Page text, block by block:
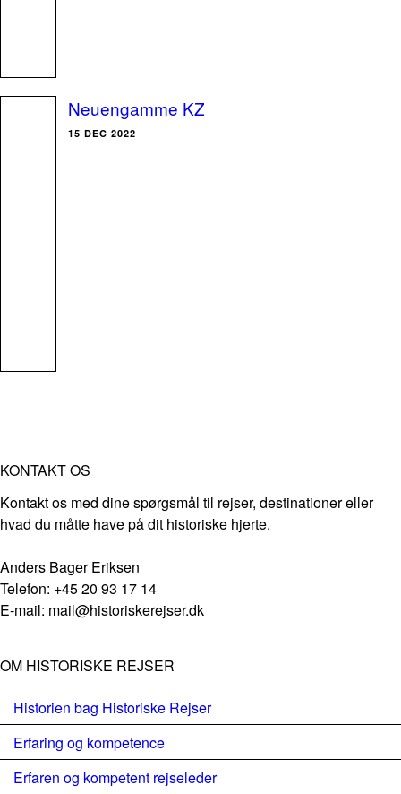
Neuengamme KZ
15 DEC 2022
KONTAKT OS
Kontakt os med dine spørgsmål til rejser, destinationer eller
hvad du måtte have på dit historiske hjerte.
Anders Bager Eriksen
Telefon: +45 20 93 17 14
E-mail: mail@historiskerejser.dk
OM HISTORISKE REJSER
Historien bag Historiske Rejser
Erfaring og kompetence
Erfaren og kompetent rejseleder